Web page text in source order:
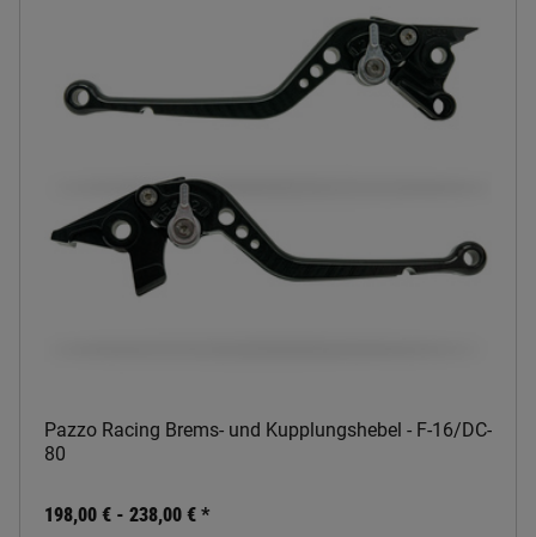
Pazzo Racing Brems- und Kupplungshebel - F-16/DC-
80
198,00 € - 238,00 € *